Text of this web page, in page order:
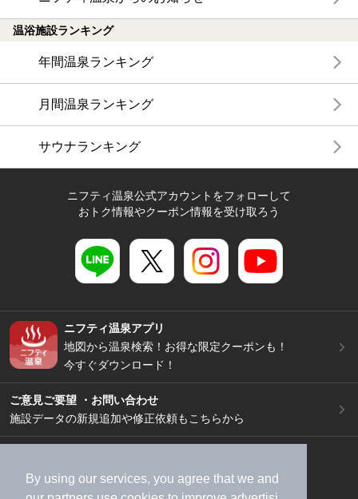
By using our services, you agree that we and
温浴施設ランキング
年間温泉ランキング
月間温泉ランキング
サウナランキング
ニフティ温泉公式アカウントをフォローして
おトク情報やクーポン情報を受け取ろう
ニフティ温泉アプリ
地図から温泉検索！お得な限定クーポンも！
今すぐダウンロード！
ご意見ご要望 ・お問い合わせ
施設データの新規追加や修正依頼もこちらから
加盟店募集（資料請求）
広告出稿のご案内